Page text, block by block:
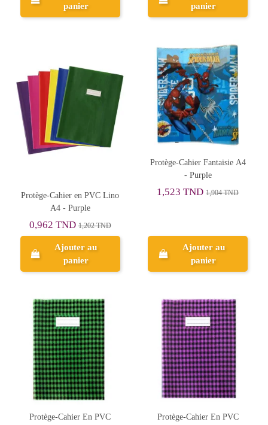
panier
panier
Protège-Cahier en PVC Lino
A4 - Purple
0,962 TND1,202 TND
Ajouter au
panier
Protège-Cahier Fantaisie A4
- Purple
1,523 TND1,904 TND
Ajouter au
panier
Protège-Cahier En PVC
Protège-Cahier En PVC